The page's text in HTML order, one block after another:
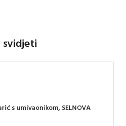
svidjeti
s umivaonikom, SELNOVA